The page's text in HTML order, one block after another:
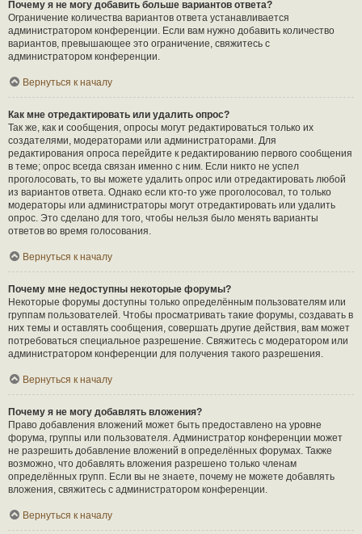
Почему я не могу добавить больше вариантов ответа?
Ограничение количества вариантов ответа устанавливается
администратором конференции. Если вам нужно добавить количество
вариантов, превышающее это ограничение, свяжитесь с
администратором конференции.
Вернуться к началу
Как мне отредактировать или удалить опрос?
Так же, как и сообщения, опросы могут редактироваться только их
создателями, модераторами или администраторами. Для
редактирования опроса перейдите к редактированию первого сообщения
в теме; опрос всегда связан именно с ним. Если никто не успел
проголосовать, то вы можете удалить опрос или отредактировать любой
из вариантов ответа. Однако если кто-то уже проголосовал, то только
модераторы или администраторы могут отредактировать или удалить
опрос. Это сделано для того, чтобы нельзя было менять варианты
ответов во время голосования.
Вернуться к началу
Почему мне недоступны некоторые форумы?
Некоторые форумы доступны только определённым пользователям или
группам пользователей. Чтобы просматривать такие форумы, создавать в
них темы и оставлять сообщения, совершать другие действия, вам может
потребоваться специальное разрешение. Свяжитесь с модератором или
администратором конференции для получения такого разрешения.
Вернуться к началу
Почему я не могу добавлять вложения?
Право добавления вложений может быть предоставлено на уровне
форума, группы или пользователя. Администратор конференции может
не разрешить добавление вложений в определённых форумах. Также
возможно, что добавлять вложения разрешено только членам
определённых групп. Если вы не знаете, почему не можете добавлять
вложения, свяжитесь с администратором конференции.
Вернуться к началу